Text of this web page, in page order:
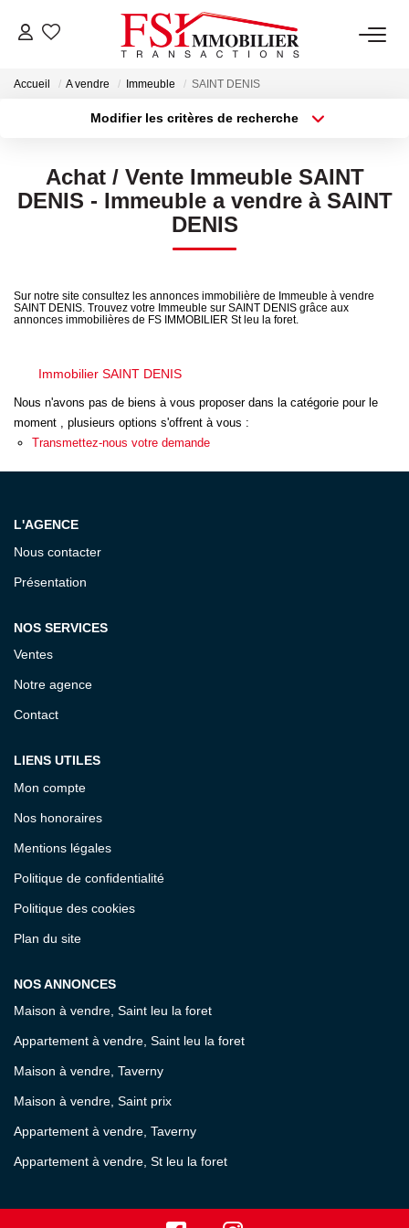
NOTRE AGENCE
VENTES
LOCATIONS
GESTION
NOS SERVICES
ESTIMATION
EXPERTISE
Accueil A vendre Immeuble SAINT DENIS
Modifier les critères de recherche
Sélectionnez...
Type de bien
Achat / Vente Immeuble SAINT
DENIS - Immeuble a vendre à SAINT
DENIS
Sur notre site consultez les annonces immobilière de Immeuble à vendre
SAINT DENIS. Trouvez votre Immeuble sur SAINT DENIS grâce aux
annonces immobilières de FS IMMOBILIER St leu la foret.
Immobilier SAINT DENIS
Nous n'avons pas de biens à vous proposer dans la catégorie pour le
moment , plusieurs options s'offrent à vous :
Transmettez-nous votre demande
L'AGENCE
Nous contacter
Présentation
NOS SERVICES
Ventes
Notre agence
Contact
LIENS UTILES
Mon compte
Nos honoraires
Mentions légales
Politique de confidentialité
Politique des cookies
Plan du site
NOS ANNONCES
Maison à vendre, Saint leu la foret
Appartement à vendre, Saint leu la foret
Maison à vendre, Taverny
Maison à vendre, Saint prix
Appartement à vendre, Taverny
Appartement à vendre, St leu la foret